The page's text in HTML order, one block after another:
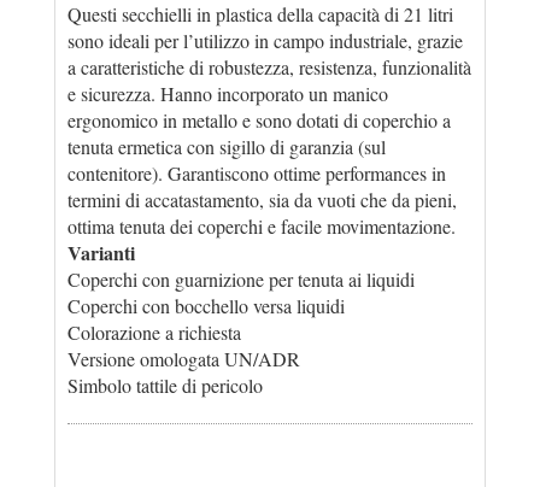
Questi secchielli in plastica della capacità di 21 litri
sono ideali per l’utilizzo in campo industriale, grazie
a caratteristiche di robustezza, resistenza, funzionalità
e sicurezza. Hanno incorporato un manico
ergonomico in metallo e sono dotati di coperchio a
tenuta ermetica con sigillo di garanzia (sul
contenitore). Garantiscono ottime performances in
termini di accatastamento, sia da vuoti che da pieni,
ottima tenuta dei coperchi e facile movimentazione.
Varianti
Coperchi con guarnizione per tenuta ai liquidi
Coperchi con bocchello versa liquidi
Colorazione a richiesta
Versione omologata UN/ADR
Simbolo tattile di pericolo